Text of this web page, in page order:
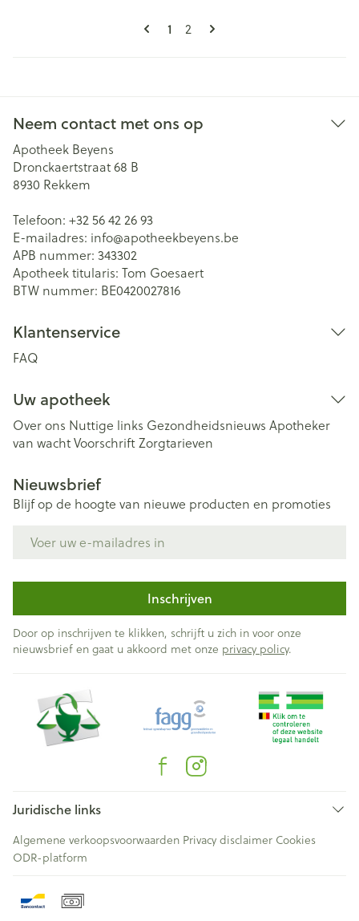
Pagina's
U lees momenteel pagina
1 Pagina
2
Neem contact met ons op
Apotheek Beyens
Dronckaertstraat 68 B
8930 Rekkem
Telefoon: +32 56 42 26 93
E-mailadres: info@apotheekbeyens.be
APB nummer: 343302
Apotheek titularis: Tom Goesaert
BTW nummer: BE0420027816
Klantenservice
FAQ
Uw apotheek
Over ons Nuttige links Gezondheidsnieuws Apotheker
van wachtVoorschriftZorgtarieven
Nieuwsbrief
Blijf op de hoogte van nieuwe producten en promoties
Inschrijven
Door op inschrijven te klikken, schrijft u zich in voor onze
nieuwsbrief en gaat u akkoord met onze privacy policy.
Juridische links
Algemene verkoopsvoorwaarden Privacy disclaimer Cookies
ODR-platform